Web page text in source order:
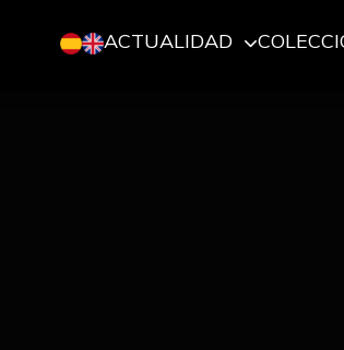
ACTUALIDAD